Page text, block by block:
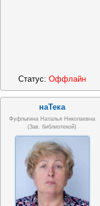
Статус: Оффлайн
наТека
Фуфлыгина Наталья Николаевна
(зав. библиотекой)